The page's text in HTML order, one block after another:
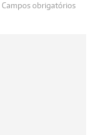
Campos obrigatórios